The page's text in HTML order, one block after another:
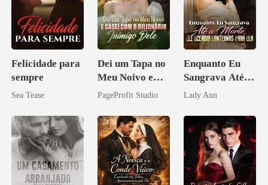
Felicidade para
sempre
Sea Tease
Dei um Tapa no
Meu Noivo e
Casei com o
Inimigo Dele
PageProfit Studio
Enquanto Eu
Sangrava Até a
Morte, Ele
Lanternas Para
Ela
Lady Ann